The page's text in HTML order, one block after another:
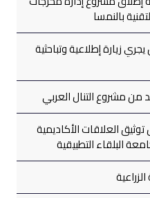
بالنمسا
زيارة إطلاعية وتباحثية
من مشروع التنال العربي
العلاقات الأكاديمية
البلقاء التطبيقية